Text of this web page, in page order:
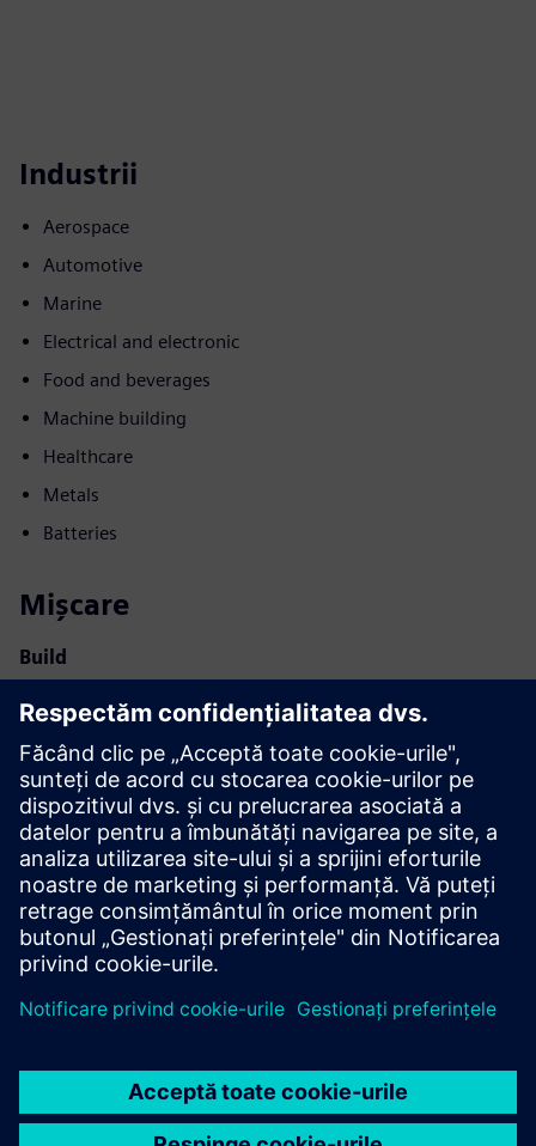
Industrii
Aerospace
Automotive
Marine
Electrical and electronic
Food and beverages
Machine building
Healthcare
Metals
Batteries
Mișcare
Build
Extinde sau construiește pe un produs/soluție Siemens
Xcelerator prin crearea unui produs nou sau creează o nouă
soluție pentru clienți prin integrarea produsului Siemens
Xcelerator și a produsului propriu
Service
Oferă un serviciu pentru un produs/soluție Siemens
Xcelerator care ajută clientul să îl implementeze, să îl
integreze, să îl opereze sau să îl întrețină